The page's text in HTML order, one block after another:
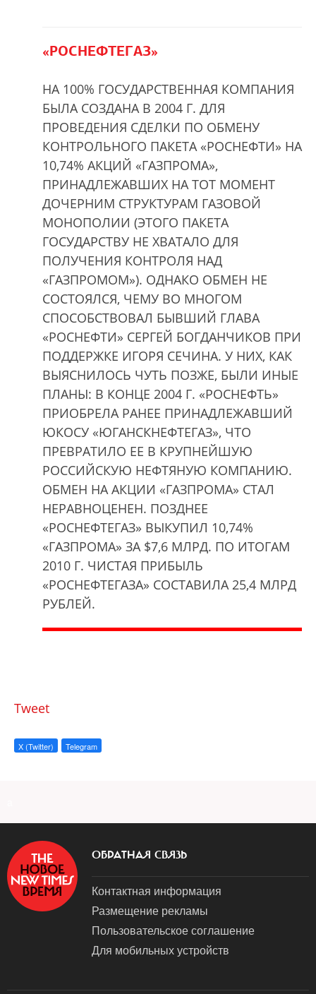
«РОСНЕФТЕГАЗ»
НА 100% ГОСУДАРСТВЕННАЯ КОМПАНИЯ
БЫЛА СОЗДАНА В 2004 Г. ДЛЯ
ПРОВЕДЕНИЯ СДЕЛКИ ПО ОБМЕНУ
КОНТРОЛЬНОГО ПАКЕТА «РОСНЕФТИ» НА
10,74% АКЦИЙ «ГАЗПРОМА»,
ПРИНАДЛЕЖАВШИХ НА ТОТ МОМЕНТ
ДОЧЕРНИМ СТРУКТУРАМ ГАЗОВОЙ
МОНОПОЛИИ (ЭТОГО ПАКЕТА
ГОСУДАРСТВУ НЕ ХВАТАЛО ДЛЯ
ПОЛУЧЕНИЯ КОНТРОЛЯ НАД
«ГАЗПРОМОМ»). ОДНАКО ОБМЕН НЕ
СОСТОЯЛСЯ, ЧЕМУ ВО МНОГОМ
СПОСОБСТВОВАЛ БЫВШИЙ ГЛАВА
«РОСНЕФТИ» СЕРГЕЙ БОГДАНЧИКОВ ПРИ
ПОДДЕРЖКЕ ИГОРЯ СЕЧИНА. У НИХ, КАК
ВЫЯСНИЛОСЬ ЧУТЬ ПОЗЖЕ, БЫЛИ ИНЫЕ
ПЛАНЫ: В КОНЦЕ 2004 Г. «РОСНЕФТЬ»
ПРИОБРЕЛА РАНЕЕ ПРИНАДЛЕЖАВШИЙ
ЮКОСУ «ЮГАНСКНЕФТЕГАЗ», ЧТО
ПРЕВРАТИЛО ЕЕ В КРУПНЕЙШУЮ
РОССИЙСКУЮ НЕФТЯНУЮ КОМПАНИЮ.
ОБМЕН НА АКЦИИ «ГАЗПРОМА» СТАЛ
НЕРАВНОЦЕНЕН. ПОЗДНЕЕ
«РОСНЕФТЕГАЗ» ВЫКУПИЛ 10,74%
«ГАЗПРОМА» ЗА $7,6 МЛРД. ПО ИТОГАМ
2010 Г. ЧИСТАЯ ПРИБЫЛЬ
«РОСНЕФТЕГАЗА» СОСТАВИЛА 25,4 МЛРД
РУБЛЕЙ.
Tweet
X (Twitter) Telegram
ОБРАТНАЯ СВЯЗЬ
Контактная информация
Размещение рекламы
Пользовательское соглашение
Для мобильных устройств